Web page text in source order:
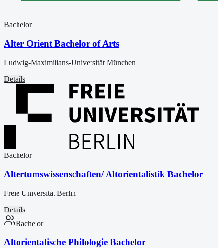
Bachelor
Alter Orient Bachelor of Arts
Ludwig-Maximilians-Universität München
Details
Bachelor
Altertumswissenschaften/ Altorientalistik Bachelor
Freie Universität Berlin
Details
Bachelor
Altorientalische Philologie Bachelor